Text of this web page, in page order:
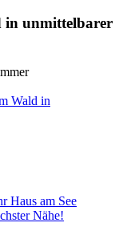
in unmittelbarer
Wald in
Haus am See
Nähe!